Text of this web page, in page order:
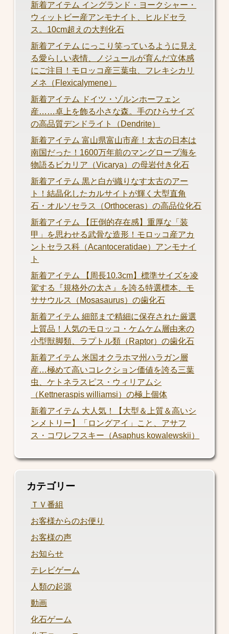
新着アイテム イングランド・ヨークシャー・
ウィットビー産アンモナイト、ヒルドセラ
ス。10cm超えの大判化石
新着アイテム にっこり笑っているように見え
る愛らしい表情、ノジュールが育んだ立体感
にご注目！モロッコ産三葉虫、フレキシカリ
メネ（Flexicalymene）
新着アイテム ドイツ・ゾルンホーフェン
産……卓上を飾る小さな森。手のひらサイズ
の高品質デンドライト（Dendrite）
新着アイテム 富山県富山市産！太古の日本は
南国だった！1600万年前のマングローブ海を
物語るビカリア（Vicarya）の母岩付き化石
新着アイテム 黒と白が織りなす太古のアー
ト！結晶化したカルサイトが輝く大型直角
石・オルソセラス（Orthoceras）の高品位化石
新着アイテム 【圧倒的存在感】重厚な「装
甲」を思わせる武骨な造形！モロッコ産アカ
ントセラス科（Acantoceratidae）アンモナイ
ト
新着アイテム 【周長10.3cm】標準サイズを凌
駕する『規格外の太さ』を誇る特選標本、モ
ササウルス（Mosasaurus）の歯化石
新着アイテム 細部まで精細に保存された厳選
上質品！人気のモロッコ・ケムケム層由来の
小型獣脚類、ラプトル類（Raptor）の歯化石
新着アイテム 米国オクラホマ州ハラガン層
産…極めて高いコレクション価値を誇る三葉
虫、ケトネラスピス・ウィリアムシ
（Kettneraspis williamsi）の極上個体
新着アイテム 大人気！【大型＆上質＆高いシ
ンメトリー】「ロングアイ」こと、アサフ
ス・コワレフスキー（Asaphus kowalewskii）
カテゴリー
ＴＶ番組
お客様からのお便り
お客様の声
お知らせ
テレビゲーム
人類の起源
動画
化石ゲーム